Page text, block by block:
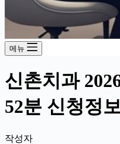
메뉴
신촌치과
52분 신청정
작성자